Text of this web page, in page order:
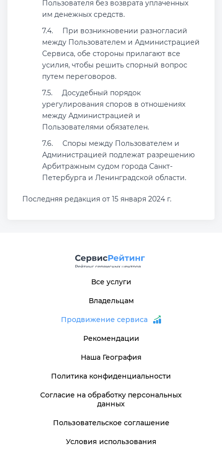
Пользователя без возврата уплаченных
им денежных средств.
При возникновении разногласий
между Пользователем и Администрацией
Сервиса, обе стороны прилагают все
усилия, чтобы решить спорный вопрос
путем переговоров.
Досудебный порядок
урегулирования споров в отношениях
между Администрацией и
Пользователями обязателен.
Споры между Пользователем и
Администрацией подлежат разрешению
Арбитражным судом города Санкт-
Петербурга и Ленинградской области.
Последняя редакция от 15 января 2024 г.
Все услуги
Владельцам
Продвижение сервиса
Рекомендации
Наша География
Политика конфиденциальности
Согласие на обработку персональных
данных
Пользовательское соглашение
Условия использования